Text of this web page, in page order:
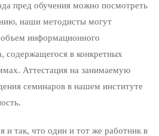
пред обучения можно посмотреть
наши методисты могут
информационного
содержащегося в конкретных
Аттестация на занимаемую
семинаров в нашем институте
и так, что один и тот же работник в